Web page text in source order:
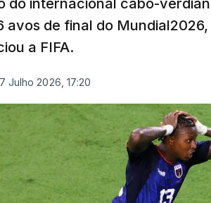
do internacional cabo-
avos de final do
a FIFA.
Julho 2026, 17:20